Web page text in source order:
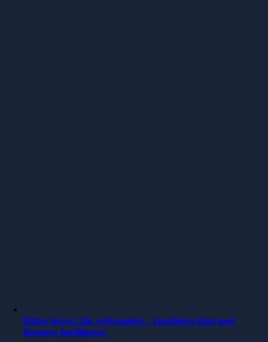
Bättre insyn i din verksamhet – visualisera data med
Business Intelligence